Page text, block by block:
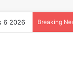
6 2026 Breaking